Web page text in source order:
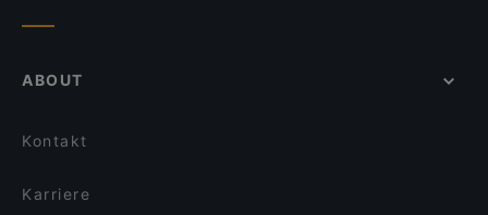
ABOUT
Kontakt
Karriere